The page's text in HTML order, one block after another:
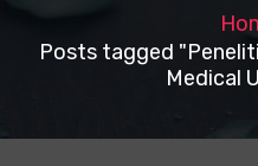
Posts tagged
Medical